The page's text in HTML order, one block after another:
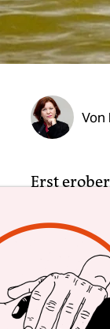
Von
Erst
deutsche
Bild der
nach
eines